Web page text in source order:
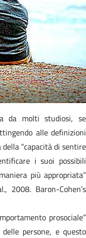
da molti studiosi, se
alle definizioni
“capacità di sentire
i suoi possibili
più appropriata”
2008. Baron-Cohen’s
prosociale”
persone, e questo